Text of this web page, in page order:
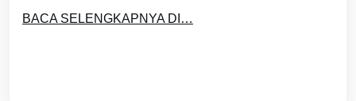
BACA SELENGKAPNYA DI…